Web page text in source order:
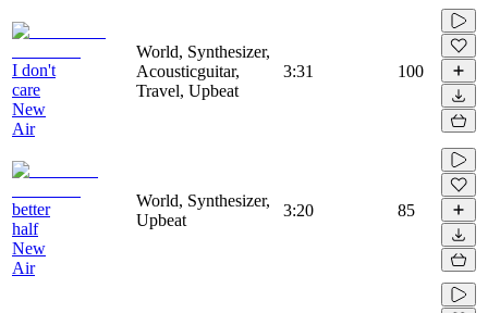
I don't
care
New
Air
World, Synthesizer,
Acousticguitar,
Travel, Upbeat
3:31 100
better
half
New
Air
World, Synthesizer,
Upbeat
3:20 85